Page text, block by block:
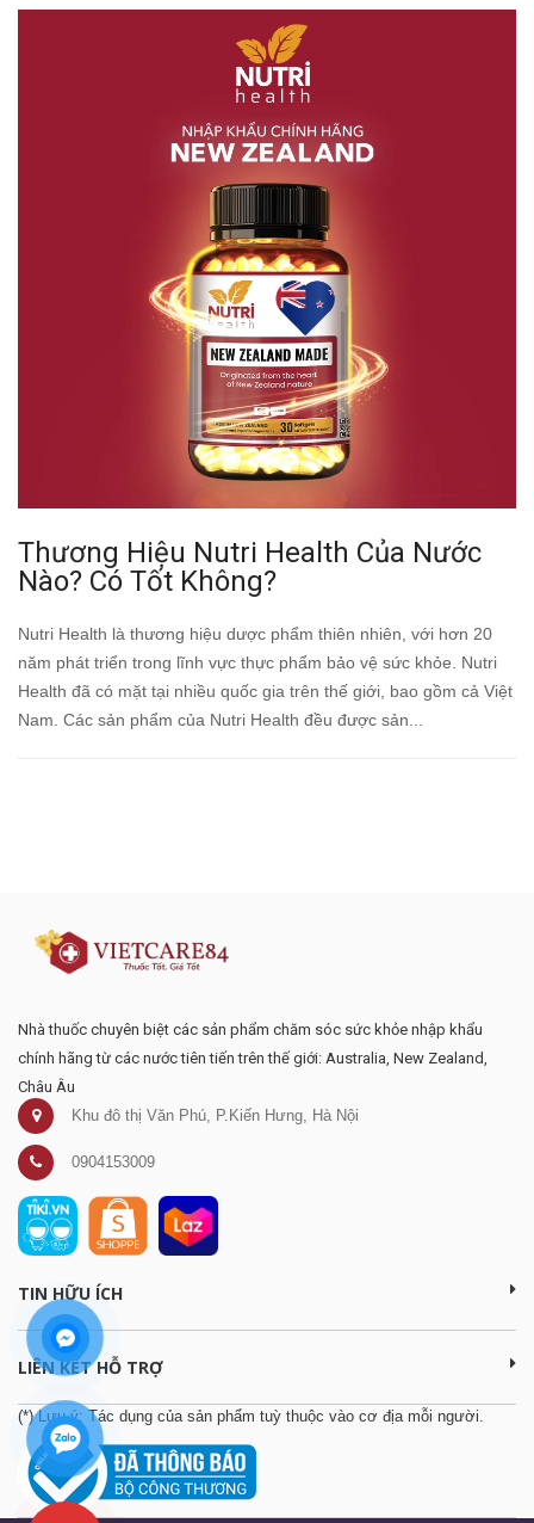
Thương Hiệu Nutri Health Của Nước
Nào? Có Tốt Không?
Nutri Health là thương hiệu dược phẩm thiên nhiên, với hơn 20
năm phát triển trong lĩnh vực thực phẩm bảo vệ sức khỏe. Nutri
Health đã có mặt tại nhiều quốc gia trên thế giới, bao gồm cả Việt
Nam. Các sản phẩm của Nutri Health đều được sản...
Nhà thuốc chuyên biệt các sản phẩm chăm sóc sức khỏe nhập khẩu
chính hãng từ các nước tiên tiến trên thế giới: Australia, New Zealand,
Châu Âu
Khu đô thị Văn Phú, P.Kiến Hưng, Hà Nội
0904153009
TIN HỮU ÍCH
LIÊN KẾT HỖ TRỢ
(*) Lưu ý: Tác dụng của sản phẩm tuỳ thuộc vào cơ địa mỗi người.